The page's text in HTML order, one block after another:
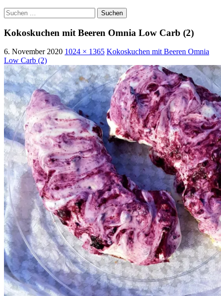
Suchen
nach:
Kokoskuchen mit Beeren Omnia Low Carb (2)
6. November 2020 1024 × 1365 Kokoskuchen mit Beeren Omnia
Low Carb (2)